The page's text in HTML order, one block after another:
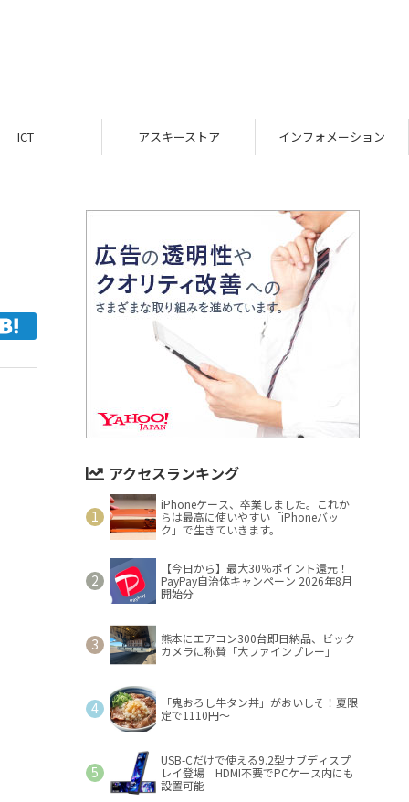
ICT アスキーストア インフォメーション
アクセスランキング
iPhoneケース、卒業しました。これか
らは最高に使いやすい「iPhoneバッ
ク」で生きていきます。
【今日から】最大30％ポイント還元！
PayPay自治体キャンペーン 2026年8月
開始分
熊本にエアコン300台即日納品、ビック
カメラに称賛「大ファインプレー」
「鬼おろし牛タン丼」がおいしそ！夏限
定で1110円～
USB-Cだけで使える9.2型サブディスプ
レイ登場 HDMI不要でPCケース内にも
設置可能